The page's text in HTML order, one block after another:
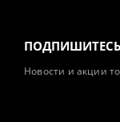
ПОДПИШИТЕСЬ
Новости и акции